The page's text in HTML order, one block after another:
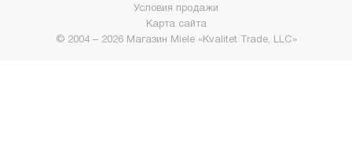
© 2004 – 2026 Магазин Miele «Kvalitet Trade, LLC»
Условия продажи
Карта сайта